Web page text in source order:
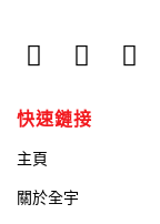
快速鏈接
主頁
關於全宇